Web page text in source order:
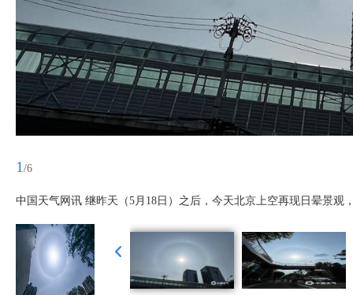
1 /6
中国天气网讯 继昨天（5月18日）之后，今天北京上空再现日晕景